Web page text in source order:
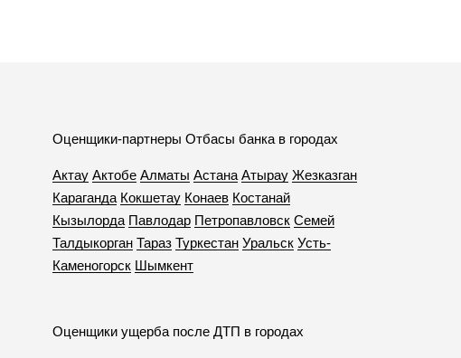
Оценщики-партнеры Отбасы банка в городах
Актау Актобе Алматы Астана Атырау Жезказган
Караганда Кокшетау Конаев Костанай
Кызылорда Павлодар Петропавловск Семей
Талдыкорган Тараз Туркестан Уральск Усть-
Каменогорск Шымкент
Оценщики ущерба после ДТП в городах